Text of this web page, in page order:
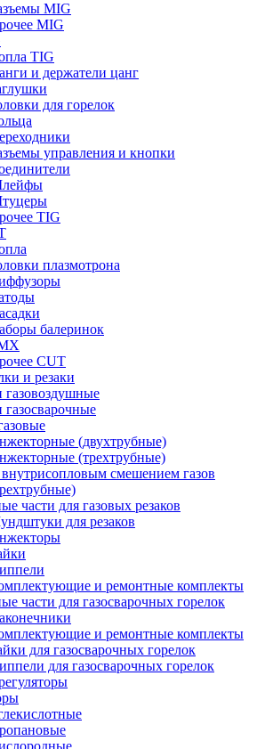
MIG
MIG
TIG
и держатели цанг
для горелок
управления и кнопки
TIG
плазмотрона
балеринок
CUT
и резаки
газовоздушные
газосварочные
(двухтрубные)
(трехтрубные)
смешением газов
части для газовых резаков
для резаков
и ремонтные комплекты
части для газосварочных горелок
и ремонтные комплекты
для газосварочных горелок
для газосварочных горелок